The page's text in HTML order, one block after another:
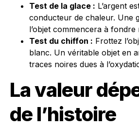
Test de la glace : L’argent
conducteur de chaleur. Une
l’objet commencera à fondre
Test du chiffon : Frottez
blanc. Un véritable objet en
traces noires dues à
La valeur
de l’histoire